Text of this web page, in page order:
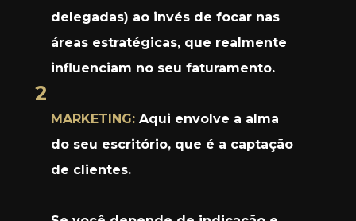
delegadas) ao invés de focar nas
áreas estratégicas, que realmente
influenciam no seu faturamento.
MARKETING: Aqui envolve a alma
do seu escritório, que é a captação
de clientes.
2